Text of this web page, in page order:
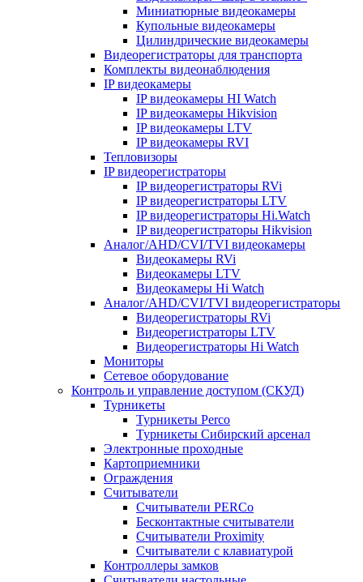
Миниатюрные видеокамеры
Купольные видеокамеры
Цилиндрические видеокамеры
Видеорегистраторы для транспорта
Комплекты видеонаблюдения
IP видеокамеры
IP видеокамеры HI Watch
IP видеокамеры Hikvision
IP видеокамеры LTV
IP видеокамеры RVI
Тепловизоры
IP видеорегистраторы
IP видеорегистраторы RVi
IP видеорегистраторы LTV
IP видеорегистраторы Hi.Watch
IP видеорегистраторы Hikvision
Аналог/AHD/CVI/TVI видеокамеры
Видеокамеры RVi
Видеокамеры LTV
Видеокамеры Hi Watch
Аналог/AHD/CVI/TVI видеорегистраторы
Видеорегистраторы RVi
Видеорегистраторы LTV
Видеорегистраторы Hi Watch
Мониторы
Сетевое оборудование
Контроль и управление доступом (СКУД)
Турникеты
Турникеты Perco
Турникеты Сибирский арсенал
Электронные проходные
Картоприемники
Ограждения
Считыватели
Считыватели PERCo
Бесконтактные считыватели
Считыватели Proximity
Считыватели с клавиатурой
Контроллеры замков